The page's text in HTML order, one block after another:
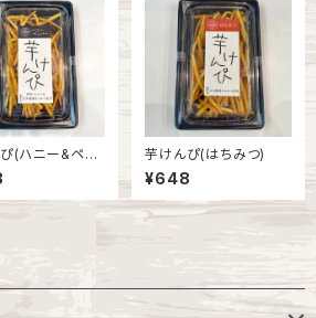
(ハニー&ペッ 芋けんぴ(はちみつ)
¥648